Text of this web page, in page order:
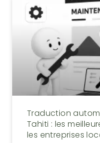
Traduction
Tahiti : les
les entreprises